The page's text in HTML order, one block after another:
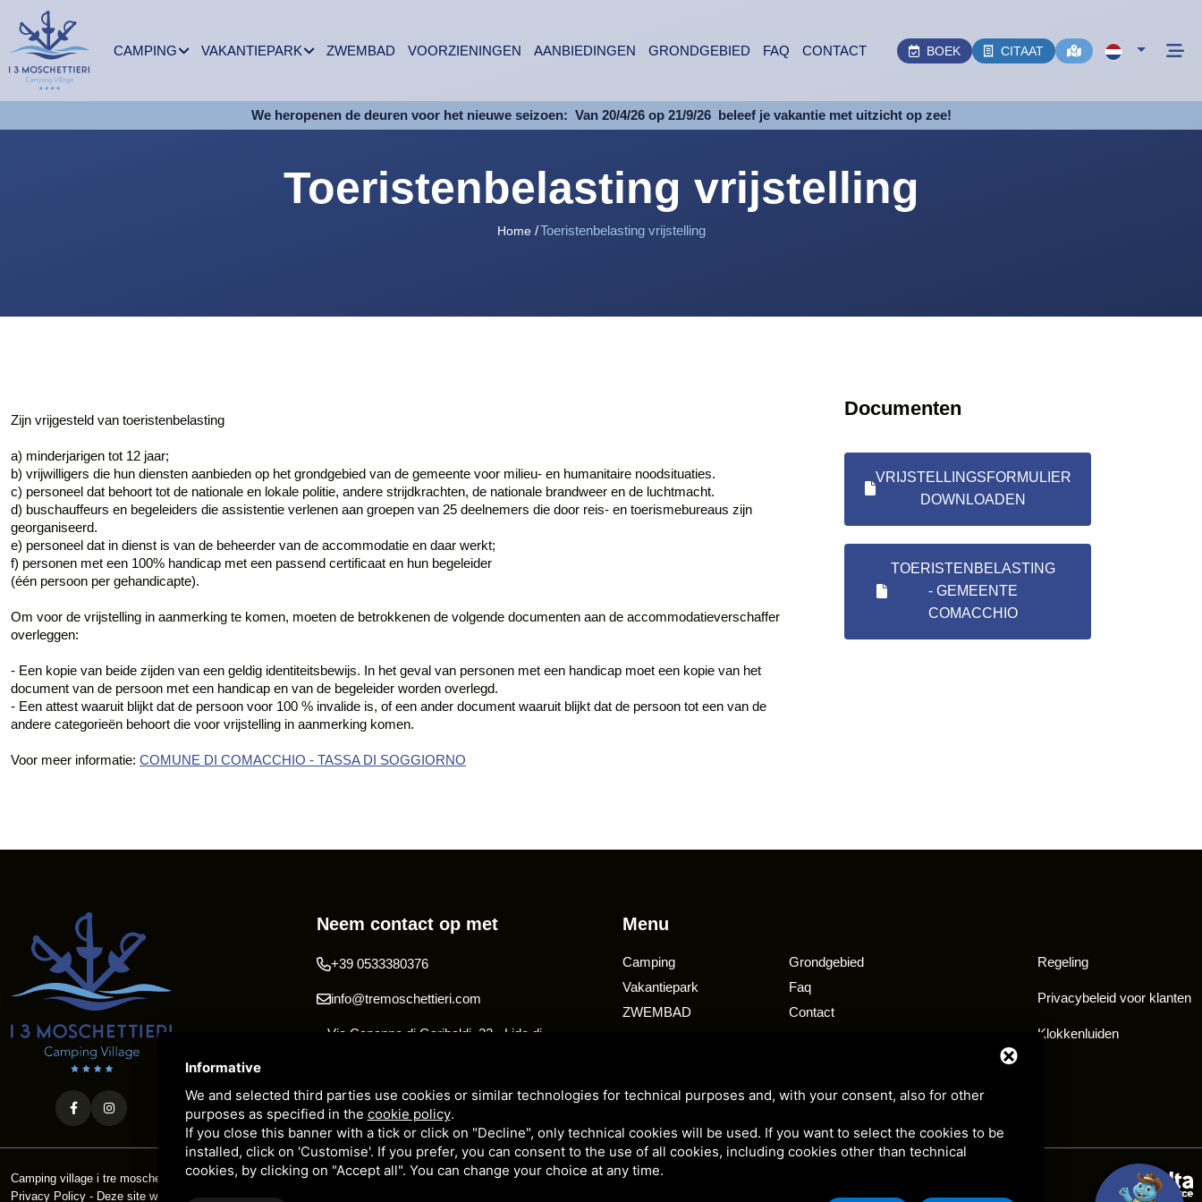
Informative
We and selected third parties use cookies or similar technologies for technical purposes and, with your consent, also for other
purposes as specified in the cookie policy.
If you close this banner with a tick or click on "Decline", only technical cookies will be used. If you want to select the cookies to be
installed, click on 'Customise'. If you prefer, you can consent to the use of all cookies, including cookies other than technical
cookies, by clicking on "Accept all". You can change your choice at any time.
CAMPING VAKANTIEPARK ZWEMBAD VOORZIENINGEN AANBIEDINGEN GRONDGEBIED FAQ CONTACT BOEK CITAAT
We heropenen de deuren voor het nieuwe seizoen: Van 20/4/26 op 21/9/26 beleef je vakantie met uitzicht op zee!
Toeristenbelasting vrijstelling
Home Toeristenbelasting vrijstelling
Zijn vrijgesteld van toeristenbelasting
a) minderjarigen tot 12 jaar;
b) vrijwilligers die hun diensten aanbieden op het grondgebied van de gemeente voor milieu- en humanitaire noodsituaties.
c) personeel dat behoort tot de nationale en lokale politie, andere strijdkrachten, de nationale brandweer en de luchtmacht.
d) buschauffeurs en begeleiders die assistentie verlenen aan groepen van 25 deelnemers die door reis- en toerismebureaus zijn
georganiseerd.
e) personeel dat in dienst is van de beheerder van de accommodatie en daar werkt;
f) personen met een 100% handicap met een passend certificaat en hun begeleider
(één persoon per gehandicapte).
Om voor de vrijstelling in aanmerking te komen, moeten de betrokkenen de volgende documenten aan de accommodatieverschaffer
overleggen:
- Een kopie van beide zijden van een geldig identiteitsbewijs. In het geval van personen met een handicap moet een kopie van het
document van de persoon met een handicap en van de begeleider worden overlegd.
- Een attest waaruit blijkt dat de persoon voor 100 % invalide is, of een ander document waaruit blijkt dat de persoon tot een van de
andere categorieën behoort die voor vrijstelling in aanmerking komen.
Voor meer informatie: COMUNE DI COMACCHIO - TASSA DI SOGGIORNO
Documenten
VRIJSTELLINGSFORMULIER
DOWNLOADEN
TOERISTENBELASTING
- GEMEENTE
COMACCHIO
Neem contact op met
+39 0533380376
info@tremoschettieri.com
Via Capanno di Garibaldi, 22 - Lido di
Menu
Camping
Vakantiepark
ZWEMBAD
Grondgebied
Faq
Contact
Regeling
Privacybeleid voor klanten
Klokkenluiden
Camping village i tre moschettieri - P. BTW 00255990384 - CIR: 038006 - CP: 00002 - CIN: IT038006B1KM9LYJVC
Privacy Policy - Deze site wordt beschermd door Google reCAPTCHA v3,